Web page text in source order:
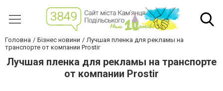
Головна Бізнес новини
Лучшая пленка для рекламы на
транспорте от компании Prostir
Лучшая пленка для рекламы на транспорте
от компании Prostir